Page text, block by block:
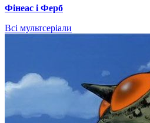
Фінеас і Ферб
Всі мультсеріали